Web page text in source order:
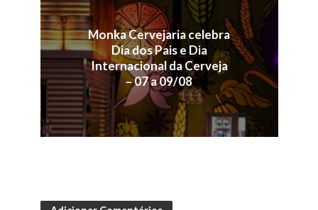
Monka Cervejaria celebra
Dia dos Pais e Dia
Internacional da Cerveja
– 07 a 09/08